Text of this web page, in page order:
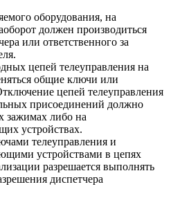
оборудования, на
должен производиться
или ответственного за
цепей телеуправления на
общие ключи или
цепей телеуправления
присоединений должно
зажимах либо на
устройствах.
телеуправления и
устройствами в цепях
разрешается выполнять
диспетчера